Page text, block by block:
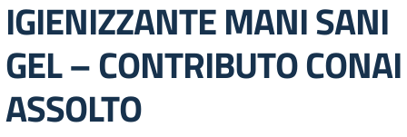
IGIENIZZANTE MANI SANI
GEL – CONTRIBUTO CONAI
ASSOLTO